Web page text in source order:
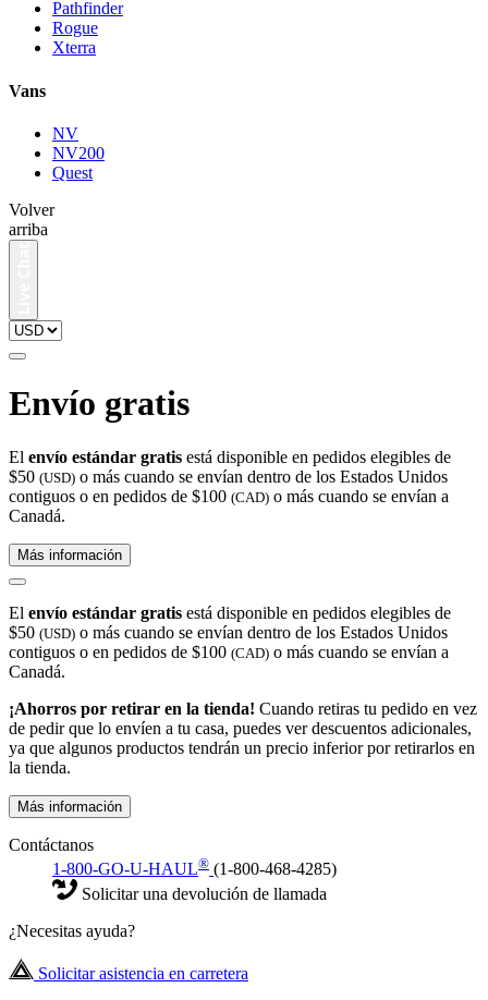
Pathfinder
Rogue
Xterra
Vans
NV
NV200
Quest
Volver
arriba
Envío gratis
El envío estándar gratis está disponible en pedidos elegibles de
$50 (USD) o más cuando se envían dentro de los Estados Unidos
contiguos o en pedidos de $100 (CAD) o más cuando se envían a
Canadá.
Más información
El envío estándar gratis está disponible en pedidos elegibles de
$50 (USD) o más cuando se envían dentro de los Estados Unidos
contiguos o en pedidos de $100 (CAD) o más cuando se envían a
Canadá.
¡Ahorros por retirar en la tienda! Cuando retiras tu pedido en vez
de pedir que lo envíen a tu casa, puedes ver descuentos adicionales,
ya que algunos productos tendrán un precio inferior por retirarlos en
la tienda.
Más información
Contáctanos
1-800-GO-U-HAUL® (1-800-468-4285)
Solicitar una devolución de llamada
¿Necesitas ayuda?
Solicitar asistencia en carretera